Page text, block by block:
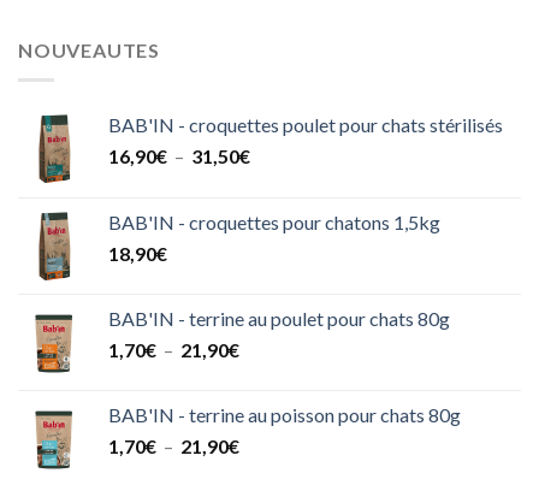
NOUVEAUTES
BAB'IN - croquettes poulet pour chats stérilisés
16,90€ – 31,50€Plage
16,90€
BAB'IN - croquettes pour chatons 1,5kg
18,90€
BAB'IN - terrine au poulet pour chats 80g
1,70€ – 21,90€Plage
1,70€
à
BAB'IN - terrine au poisson pour chats 80g
1,70€ – 21,90€Plage